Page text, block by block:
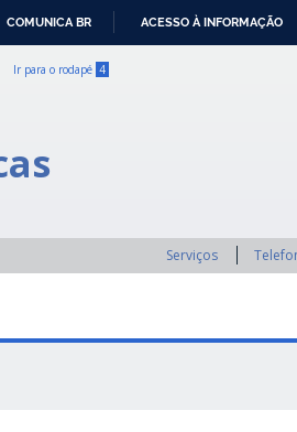
COMUNICA BR ACESSO À INFORMAÇÃO
Ir para o rodapé 4
Serviços